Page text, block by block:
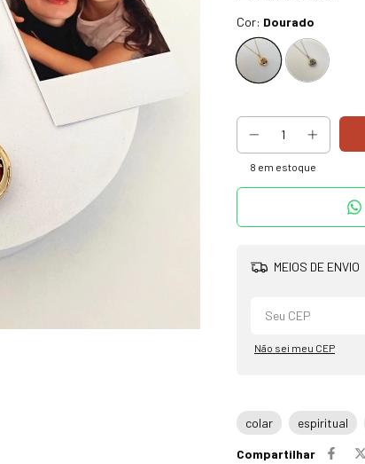
Cor: Dourado
8 em estoque
MEIOS DE ENVIO
Não sei meu CEP
colar espiritual
Compartilhar